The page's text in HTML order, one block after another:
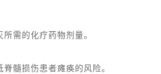
需的化疗药物剂量。
髓损伤患者瘫痪的风险。